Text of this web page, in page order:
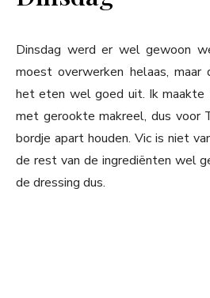
Dinsdag werd er wel gewoon
moest overwerken helaas,
het eten wel goed uit. Ik maakte
met gerookte makreel, dus voor
bordje apart houden. Vic is niet
de rest van de ingrediënten wel
de dressing dus.